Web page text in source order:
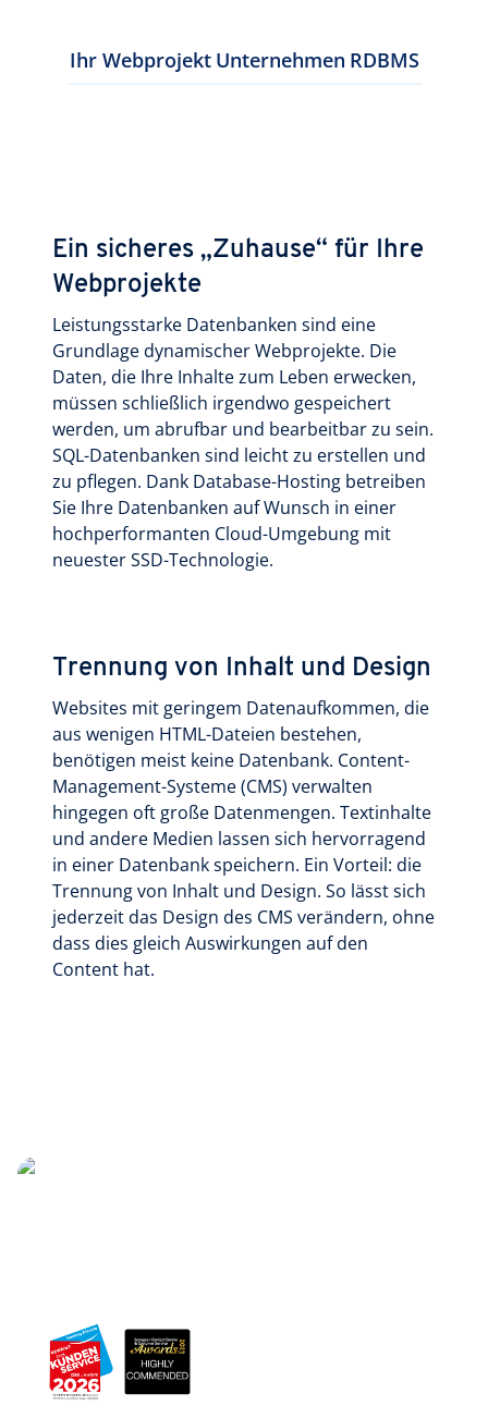
Ihr Webprojekt Unternehmen RDBMS
Ein sicheres „Zuhause“ für Ihre
Webprojekte
Leistungsstarke Datenbanken sind eine
Grundlage dynamischer Webprojekte. Die
Daten, die Ihre Inhalte zum Leben erwecken,
müssen schließlich irgendwo gespeichert
werden, um abrufbar und bearbeitbar zu sein.
SQL-Datenbanken sind leicht zu erstellen und
zu pflegen. Dank Database-Hosting betreiben
Sie Ihre Datenbanken auf Wunsch in einer
hochperformanten Cloud-Umgebung mit
neuester SSD-Technologie.
Trennung von Inhalt und Design
Websites mit geringem Datenaufkommen, die
aus wenigen HTML-Dateien bestehen,
benötigen meist keine Datenbank. Content-
Management-Systeme (CMS) verwalten
hingegen oft große Datenmengen. Textinhalte
und andere Medien lassen sich hervorragend
in einer Datenbank speichern. Ein Vorteil: die
Trennung von Inhalt und Design. So lässt sich
jederzeit das Design des CMS verändern, ohne
dass dies gleich Auswirkungen auf den
Content hat.